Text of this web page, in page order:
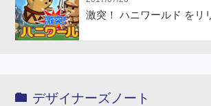
激突！ ハニワールド をリ
デザイナーズノート